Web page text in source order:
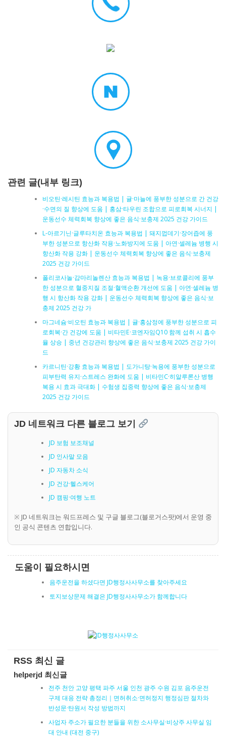
관련 글(내부 링크)
비오틴·레시틴 효능과 복용법 | 귤·마늘에 풍부한 성분으로 간 건강
·수면의 질 향상에 도움 | 홍삼·타우린 조합으로 피로회복 시너지 |
운동선수 체력회복 향상에 좋은 음식·보충제 2025 건강 가이드
L-아르기닌·글루타치온 효능과 복용법 | 돼지껍데기·장어즙에 풍
부한 성분으로 항산화 작용·노화방지에 도움 | 아연·셀레늄 병행 시
항산화 작용 강화 | 운동선수 체력회복 향상에 좋은 음식·보충제
2025 건강 가이드
폴리코사놀·감마리놀렌산 효능과 복용법 | 녹용·브로콜리에 풍부
한 성분으로 혈중지질 조절·혈액순환 개선에 도움 | 아연·셀레늄 병
행 시 항산화 작용 강화 | 운동선수 체력회복 향상에 좋은 음식·보
충제 2025 건강 가
마그네슘·비오틴 효능과 복용법 | 귤·홍삼정에 풍부한 성분으로 피
로회복·간 건강에 도움 | 비타민E·코엔자임Q10 함께 섭취 시 흡수
율 상승 | 중년 건강관리 향상에 좋은 음식·보충제 2025 건강 가이
드
카르니틴·강황 효능과 복용법 | 도가니탕·녹용에 풍부한 성분으로
피부탄력 유지·스트레스 완화에 도움 | 비타민C·히알루론산 병행
복용 시 효과 극대화 | 수험생 집중력 향상에 좋은 음식·보충제
2025 건강 가이드
JD 네트워크 다른 블로그 보기
JD 보험 보조채널
JD 인사말 모음
JD 자동차 소식
JD 건강·헬스케어
JD 캠핑·여행 노트
※ JD 네트워크는 워드프레스 및 구글 블로그(블로거스팟)에서 운영 중
인 공식 콘텐츠 연합입니다.
도움이 필요하시면
음주운전을 하셨다면 JD행정사사무소를 찾아주세요
토지보상문제 해결은 JD행정사사무소가 함께합니다
RSS 최신 글
helperjd 최신글
전주 천안 고양 평택 파주 서울 인천 광주 수원 김포 음주운전
구제 대응 전략 총정리｜면허취소·면허정지 행정심판 절차와
반성문·탄원서 작성 방법까지
사업자 주소가 필요한 분들을 위한 소사무실·비상주 사무실 임
대 안내 (대전 중구)